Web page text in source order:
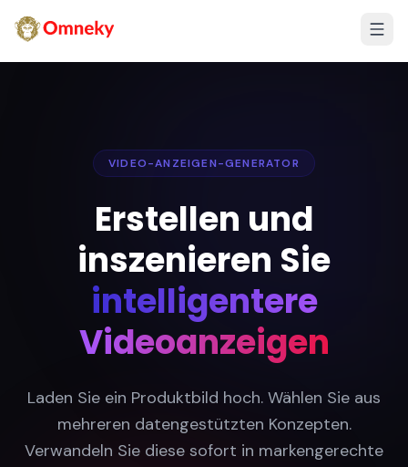
VIDEO-ANZEIGEN-GENERATOR
Erstellen und
inszenieren Sie
intelligentere
Videoanzeigen
Laden Sie ein Produktbild hoch. Wählen Sie aus
mehreren datengestützten Konzepten.
Verwandeln Sie diese sofort in markengerechte